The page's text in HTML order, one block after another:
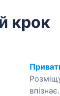
крок
впізнає.